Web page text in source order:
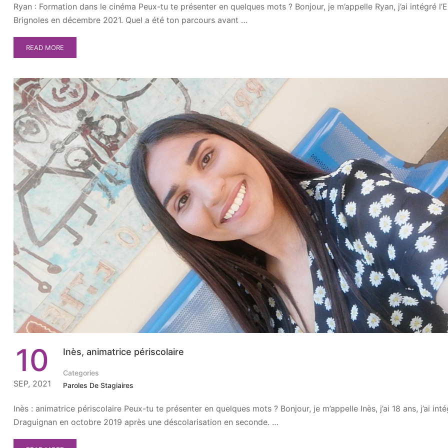
Ryan : Formation dans le cinéma Peux-tu te présenter en quelques mots ? Bonjour, je m’appelle Ryan, j’ai intégré
Brignoles en décembre 2021. Quel a été ton parcours avant …
READ MORE
10
SEP, 2021
Inès, animatrice périscolaire
Categories
Paroles De Stagiaires
Inès : animatrice périscolaire Peux-tu te présenter en quelques mots ? Bonjour, je m’appelle Inès, j’ai 18 ans, j’ai
Draguignan en octobre 2019 après une déscolarisation en seconde. …